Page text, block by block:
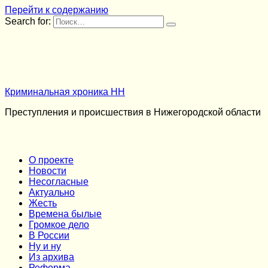
Перейти к содержанию
Search for:
Криминальная хроника НН
Преступления и происшествия в Нижегородской области
О проекте
Новости
Несогласные
Актуально
Жесть
Времена былые
Громкое дело
В России
Ну и ну
Из архива